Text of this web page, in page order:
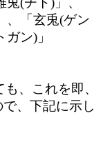
、「玄兎(ゲン
ン)」
、これを即、
、下記に示し